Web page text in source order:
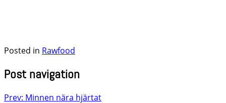
Posted in Rawfood
Post navigation
Prev: Minnen nära hjärtat